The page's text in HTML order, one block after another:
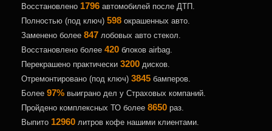
Восстановлено 1796 автомобилей после ДТП.
Полностью (под ключ) 598 окрашенных авто.
Заменено более 847 лобовых авто стекол.
Восстановлено более 420 блоков airbag.
Перекрашено практически 3200 дисков.
Отремонтировано (под ключ) 3845 бамперов.
Более 97% выиграно дел у Страховых компаний.
Пройдено комплексных ТО более 8650 раз.
Выпито 12960 литров кофе нашими клиентами.